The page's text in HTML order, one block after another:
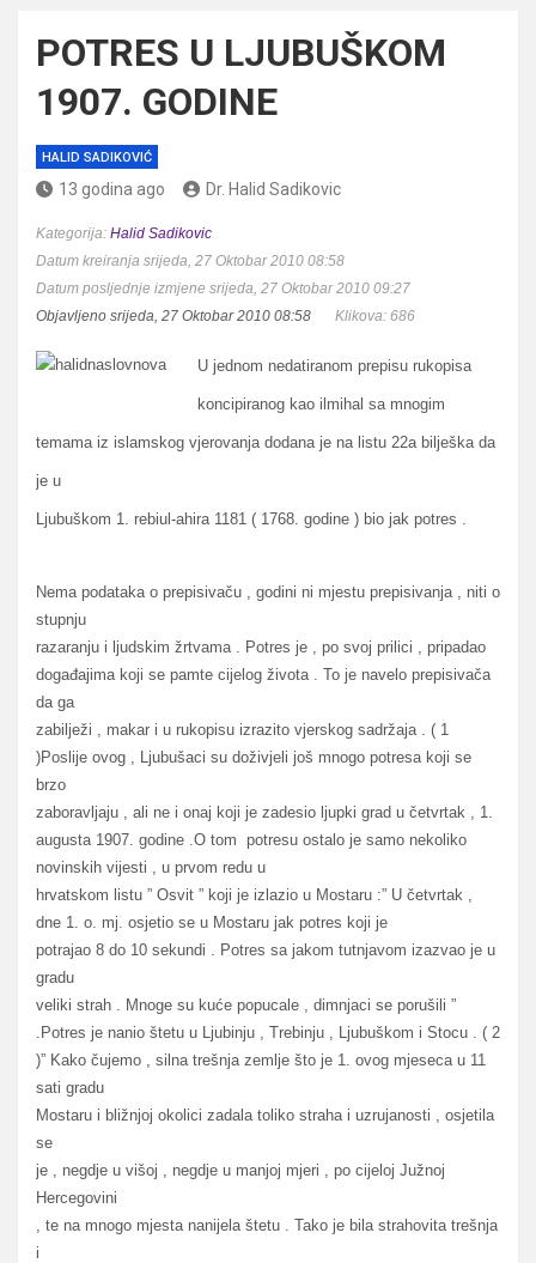
POTRES U LJUBUŠKOM
1907. GODINE
HALID SADIKOVIĆ
13 godina ago Dr. Halid Sadikovic
Kategorija: Halid Sadikovic
Datum kreiranja srijeda, 27 Oktobar 2010 08:58
Datum posljednje izmjene srijeda, 27 Oktobar 2010 09:27
Objavljeno srijeda, 27 Oktobar 2010 08:58
Klikova: 686
U jednom nedatiranom prepisu rukopisa
koncipiranog kao ilmihal sa mnogim
temama iz islamskog vjerovanja dodana je na listu 22a bilješka da
je u
Ljubuškom 1. rebiul-ahira 1181 ( 1768. godine ) bio jak potres .
Nema podataka o prepisivaču , godini ni mjestu prepisivanja , niti o
stupnju
razaranju i ljudskim žrtvama . Potres je , po svoj prilici , pripadao
događajima koji se pamte cijelog života . To je navelo prepisivača
da ga
zabilježi , makar i u rukopisu izrazito vjerskog sadržaja . ( 1
)Poslije ovog , Ljubušaci su doživjeli još mnogo potresa koji se
brzo
zaboravljaju , ali ne i onaj koji je zadesio ljupki grad u četvrtak , 1.
augusta 1907. godine .O tom potresu ostalo je samo nekoliko
novinskih vijesti , u prvom redu u
hrvatskom listu ” Osvit ” koji je izlazio u Mostaru :” U četvrtak ,
dne 1. o. mj. osjetio se u Mostaru jak potres koji je
potrajao 8 do 10 sekundi . Potres sa jakom tutnjavom izazvao je u
gradu
veliki strah . Mnoge su kuće popucale , dimnjaci se porušili ”
.Potres je nanio štetu u Ljubinju , Trebinju , Ljubuškom i Stocu . ( 2
)” Kako čujemo , silna trešnja zemlje što je 1. ovog mjeseca u 11
sati gradu
Mostaru i bližnjoj okolici zadala toliko straha i uzrujanosti , osjetila
se
je , negdje u višoj , negdje u manjoj mjeri , po cijeloj Južnoj
Hercegovini
, te na mnogo mjesta nanijela štetu . Tako je bila strahovita trešnja
i